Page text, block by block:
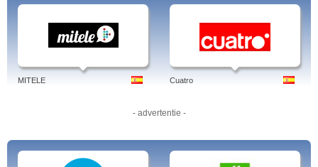
MITELE Cuatro
- advertentie -